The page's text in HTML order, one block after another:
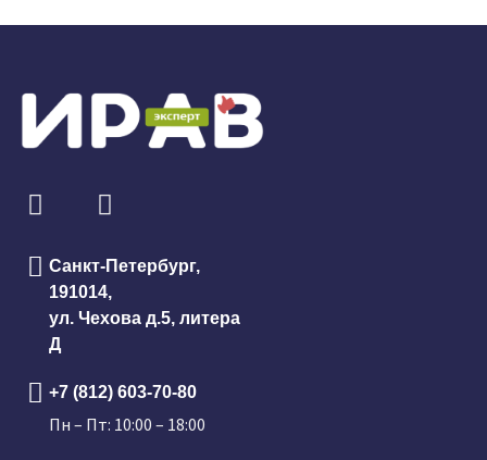
Санкт-Петербург,
191014,
ул. Чехова д.5, литера
Д
+7 (812) 603-70-80
Пн – Пт: 10:00 – 18:00